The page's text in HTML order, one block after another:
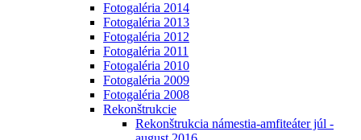
Fotogaléria 2014
Fotogaléria 2013
Fotogaléria 2012
Fotogaléria 2011
Fotogaléria 2010
Fotogaléria 2009
Fotogaléria 2008
Rekonštrukcie
Rekonštrukcia námestia-amfiteáter júl -